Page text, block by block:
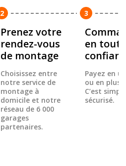
2
Prenez votre
rendez-vous
de montage
Choisissez entre
notre service de
montage à
domicile et notre
réseau de 6 000
garages
partenaires.
3
en toute
Payez en
ou en
C’est
sécurisé.